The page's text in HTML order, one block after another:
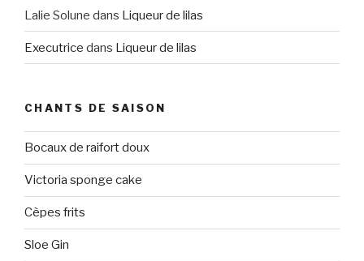
Lalie Solune dans Liqueur de lilas
Executrice dans Liqueur de lilas
CHANTS DE SAISON
Bocaux de raifort doux
Victoria sponge cake
Cèpes frits
Sloe Gin